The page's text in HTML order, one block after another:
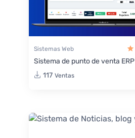
Sistemas Web
Sistema de punto de venta ERP
117 Ventas